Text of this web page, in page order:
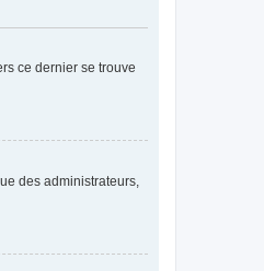
ce dernier se trouve
des administrateurs,